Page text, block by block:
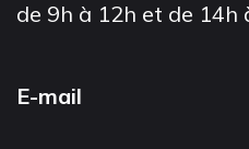
de 9h à 12h et de 14h
E-mail